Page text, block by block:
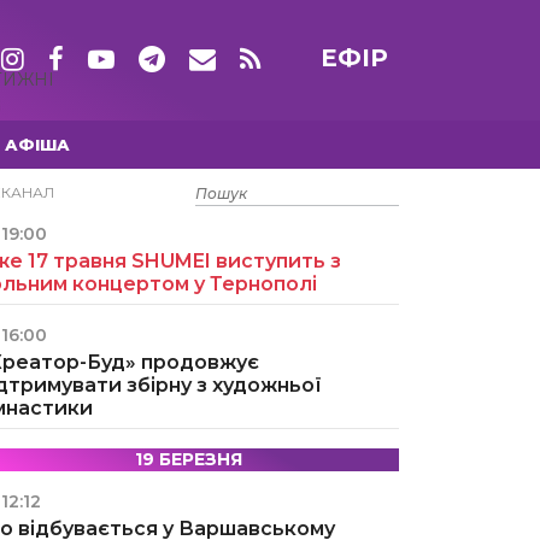
ЕФІР
АФІША
15 ТРАВНЯ
19:00
17 травня SHUMEI виступить з
концертом у Тернополі
16:00
Буд» продовжує
збірну з художньої
19 БЕРЕЗНЯ
12:12
відбувається у Варшавському